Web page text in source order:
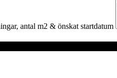
antal m2 & önskat startdatum